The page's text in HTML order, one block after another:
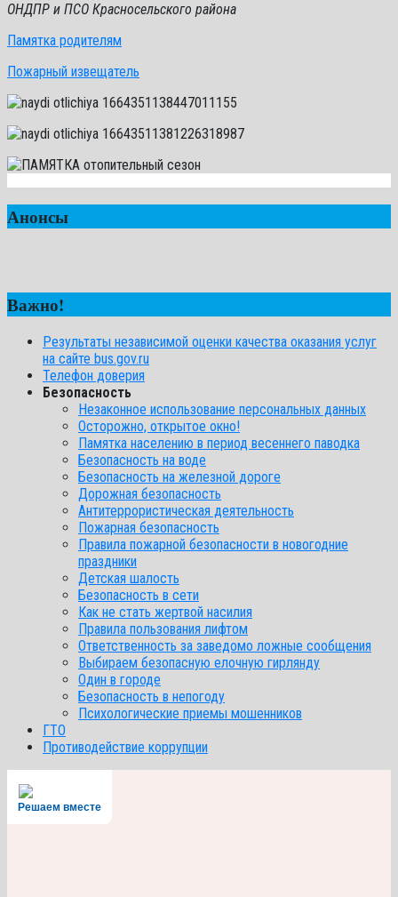
ОНДПР и ПСО Красносельского района
Памятка родителям
Пожарный извещатель
Анонсы
Важно!
Результаты независимой оценки качества оказания услуг
на сайте bus.gov.ru
Телефон доверия
Безопасность
Незаконное использование персональных данных
Осторожно, открытое окно!
Памятка населению в период весеннего паводка
Безопасность на воде
Безопасность на железной дороге
Дорожная безопасность
Антитеррористическая деятельность
Пожарная безопасность
Правила пожарной безопасности в новогодние
праздники
Детская шалость
Безопасность в сети
Как не стать жертвой насилия
Правила пользования лифтом
Ответственность за заведомо ложные сообщения
Выбираем безопасную елочную гирлянду
Один в городе
Безопасность в непогоду
Психологические приемы мошенников
ГТО
Противодействие коррупции
Решаем вместе